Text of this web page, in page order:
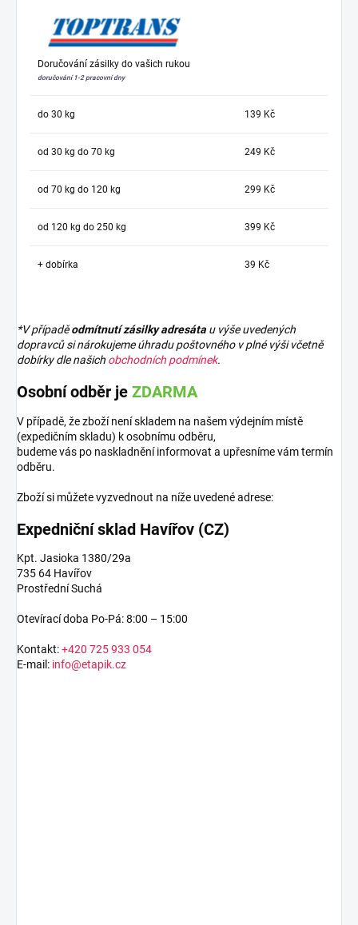
Doručování zásilky do vašich rukou
doručování 1-2 pracovní dny
do 30 kg 139 Kč
od 30 kg do 70 kg 249 Kč
od 70 kg do 120 kg 299 Kč
od 120 kg do 250 kg 399 Kč
+ dobírka 39 Kč
*V případěodmítnutí zásilky adresáta u výše uvedených
dopravců si nárokujeme úhradu poštovného v plné výši včetně
dobírky dle našich obchodních podmínek.
Osobní odběr je ZDARMA
V případě, že zboží není skladem na našem výdejním místě
(expedičním skladu) k osobnímu odběru,
budeme vás po naskladnění informovat a upřesníme vám termín
odběru.
Zboží si můžete vyzvednout na níže uvedené adrese:
Expedniční sklad Havířov (CZ)
Kpt. Jasioka 1380/29a
735 64 Havířov
Prostřední Suchá
Otevírací doba Po-Pá: 8:00 – 15:00
Kontakt:+420 725 933 054
E-mail: info@etapik.cz